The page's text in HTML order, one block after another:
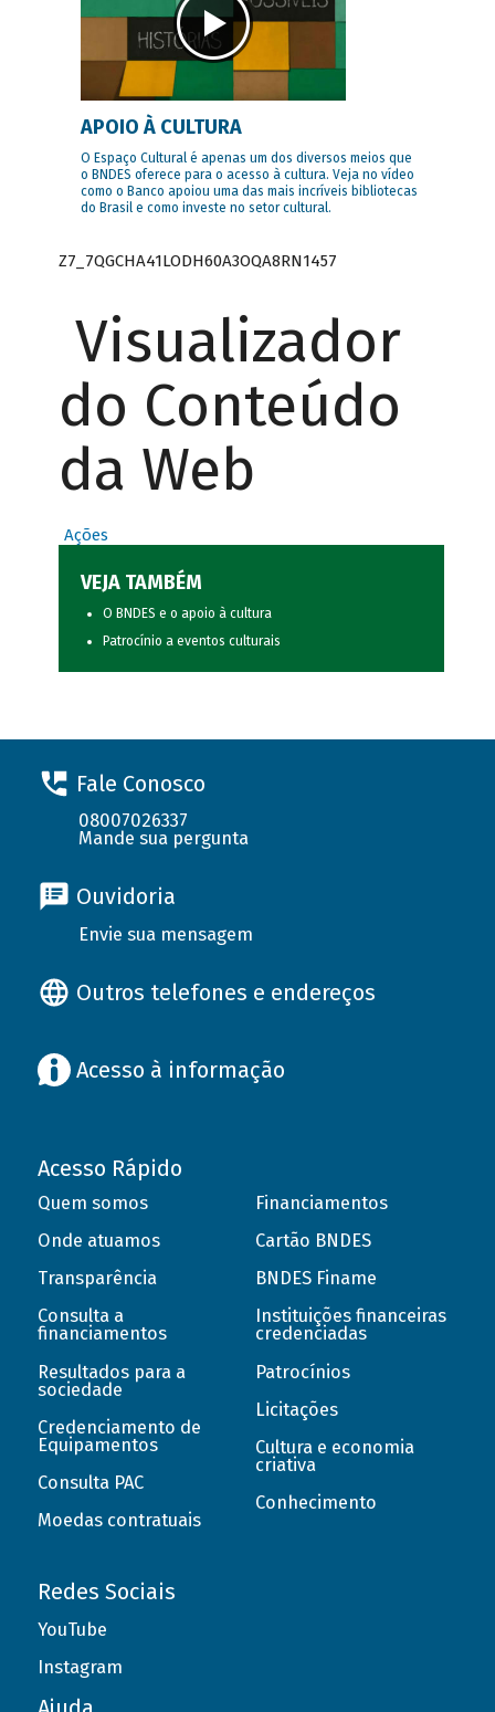
APOIO À CULTURA
O Espaço Cultural é apenas um dos diversos meios que
o BNDES oferece para o acesso à cultura. Veja no vídeo
como o Banco apoiou uma das mais incríveis bibliotecas
do Brasil e como investe no setor cultural.
Z7_7QGCHA41LODH60A3OQA8RN1457
Visualizador
do Conteúdo
da Web
Ações
VEJA TAMBÉM
O BNDES e o apoio à cultura
Patrocínio a eventos culturais
Fale Conosco
08007026337
Mande sua pergunta
Ouvidoria
Envie sua mensagem
Outros telefones e endereços
Acesso à informação
Acesso Rápido
Quem somos
Onde atuamos
Transparência
Consulta a
financiamentos
Resultados para a
sociedade
Credenciamento de
Equipamentos
Consulta PAC
Moedas contratuais
Financiamentos
Cartão BNDES
BNDES Finame
Instituições financeiras
credenciadas
Patrocínios
Licitações
Cultura e economia
criativa
Conhecimento
Redes Sociais
YouTube
Instagram